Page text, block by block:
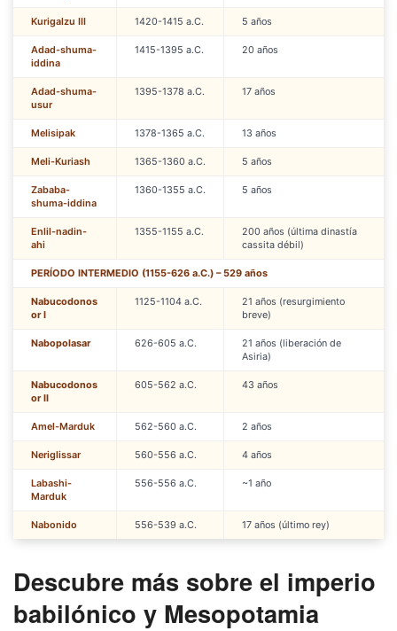
Kurigalzu III 1420-1415 a.C. 5 años
Adad-shuma-
iddina
1415-1395 a.C. 20 años
Adad-shuma-
usur
1395-1378 a.C. 17 años
Melisipak 1378-1365 a.C. 13 años
Meli-Kuriash 1365-1360 a.C. 5 años
Zababa-
shuma-iddina
1360-1355 a.C. 5 años
Enlil-nadin-
ahi
1355-1155 a.C.
200 años (última dinastía
cassita débil)
PERÍODO INTERMEDIO (1155-626 a.C.) – 529 años
Nabucodonos
or I
1125-1104 a.C.
21 años (resurgimiento
breve)
Nabopolasar 626-605 a.C.
21 años (liberación de
Asiria)
Nabucodonos
or II
605-562 a.C. 43 años
Amel-Marduk 562-560 a.C. 2 años
Neriglissar 560-556 a.C. 4 años
Labashi-
Marduk
556-556 a.C. ~1 año
Nabonido 556-539 a.C. 17 años (último rey)
Descubre más sobre el imperio
babilónico y Mesopotamia